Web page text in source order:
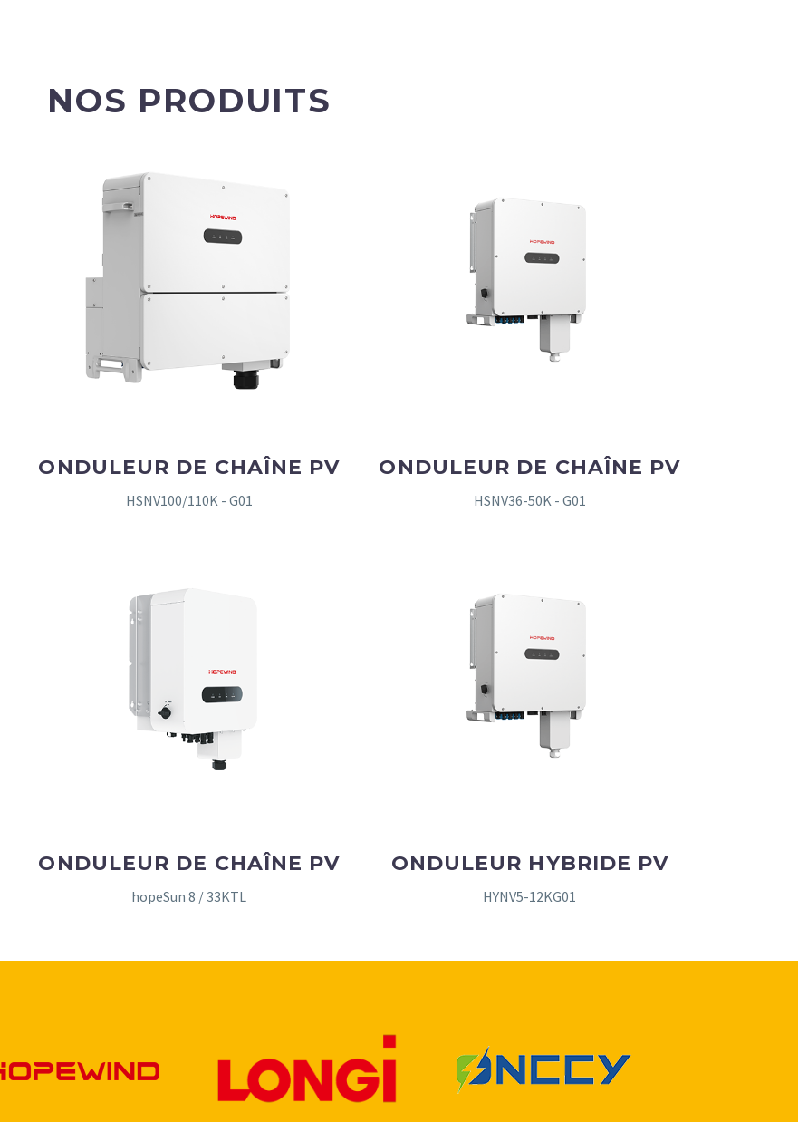
NOS PRODUITS
ONDULEUR DE CHAÎNE PV
HSNV100/110K - G01
ONDULEUR DE CHAÎNE PV
HSNV36-50K - G01
ONDULEUR DE CHAÎNE PV
hopeSun 8 / 33KTL
ONDULEUR HYBRIDE PV
HYNV5-12KG01